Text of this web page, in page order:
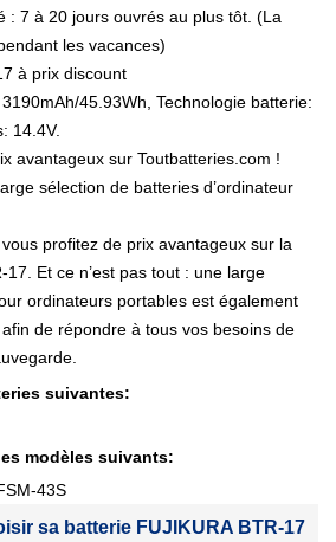
: 7 à 20 jours ouvrés au plus tôt. (La
les vacances)
à prix discount
45.93Wh, Technologie batterie:
14.4V.
avantageux sur Toutbatteries.com !
sélection de batteries d’ordinateur
profitez de prix avantageux sur la
17. Et ce n’est pas tout : une large
ordinateurs portables est également
de répondre à tous vos besoins de
suivantes:
modèles suivants:
43S
sa batterie FUJIKURA BTR-17